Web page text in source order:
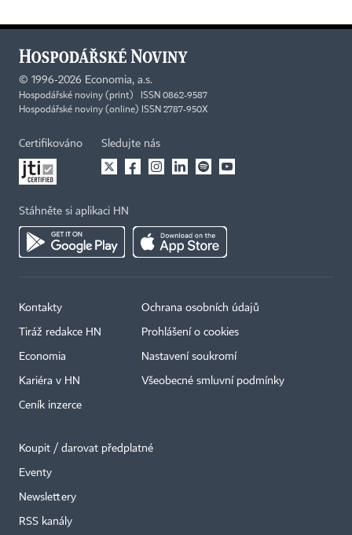
© 1996-2026 Economia, a.s.
Hospodářské noviny (print) ISSN 0862-9587
Hospodářské noviny (online) ISSN 2787-950X
Certifikováno Sledujte nás
Stáhněte si aplikaci HN
Kontakty
Tiráž redakce HN
Economia
Kariéra v HN
Ceník inzerce
Ochrana osobních údajů
Prohlášení o cookies
Nastavení soukromí
Všeobecné smluvní podmínky
Koupit / darovat předplatné
Eventy
Newslettery
RSS kanály